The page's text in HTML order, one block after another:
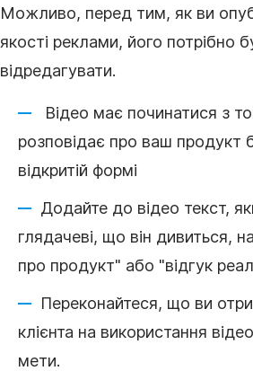
Можливо, перед тим, як ви
якості реклами, його потрібно
відредагувати.
Відео має починатися з
розповідає про ваш продукт
відкритій формі
Додайте до відео текст,
глядачеві, що він дивиться,
про продукт" або "відгук
Переконайтеся, що ви
клієнта на використання
мети.